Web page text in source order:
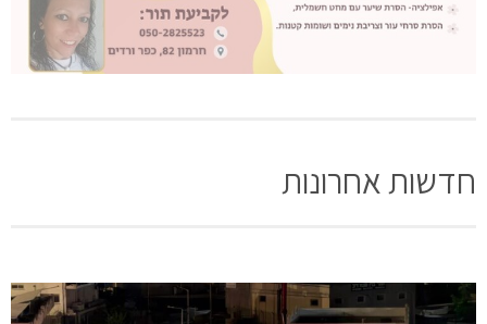
חדשות אחרונות